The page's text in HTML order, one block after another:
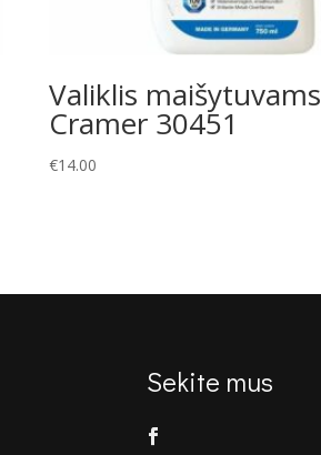
Valiklis maišytuvams
Cramer 30451
€14.00
Sekite mus